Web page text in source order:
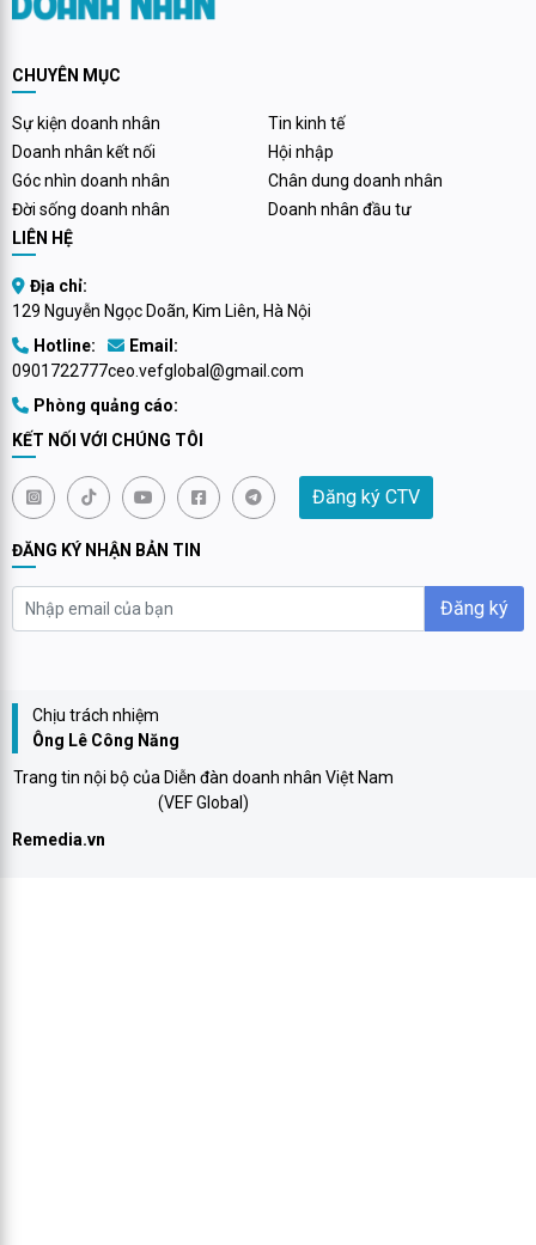
CHUYÊN MỤC
Sự kiện doanh nhân
Tin kinh tế
Doanh nhân kết nối
Hội nhập
Góc nhìn doanh nhân
Chân dung doanh nhân
Đời sống doanh nhân
Doanh nhân đầu tư
LIÊN HỆ
Địa chỉ:
129 Nguyễn Ngọc Doãn, Kim Liên, Hà Nội
Hotline:
0901722777
Email:
ceo.vefglobal@gmail.com
Phòng quảng cáo:
KẾT NỐI VỚI CHÚNG TÔI
Đăng ký CTV
ĐĂNG KÝ NHẬN BẢN TIN
Đăng ký
Chịu trách nhiệm
Ông Lê Công Năng
Trang tin nội bộ của Diễn đàn doanh nhân Việt Nam
(VEF Global)
Remedia.vn